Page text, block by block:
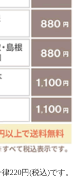
220円(税込)です。